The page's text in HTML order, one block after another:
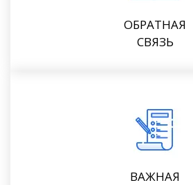
ОБРАТНАЯ
СВЯЗЬ
ВАЖНАЯ